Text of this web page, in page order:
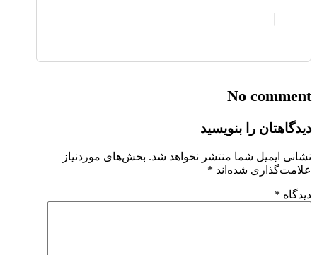
No comment
دیدگاهتان را بنویسید
نشانی ایمیل شما منتشر نخواهد شد. بخش‌های موردنیاز
علامت‌گذاری شده‌اند *
دیدگاه *